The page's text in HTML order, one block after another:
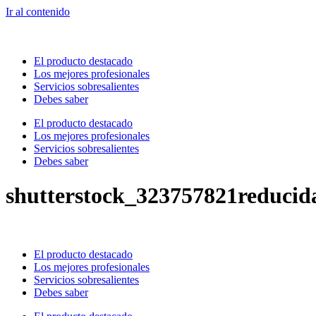
Ir al contenido
El producto destacado
Los mejores profesionales
Servicios sobresalientes
Debes saber
El producto destacado
Los mejores profesionales
Servicios sobresalientes
Debes saber
El producto destacado
Los mejores profesionales
Servicios sobresalientes
Debes saber